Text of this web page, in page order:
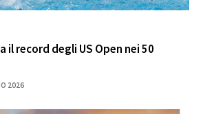
il record degli US Open nei 50
2026